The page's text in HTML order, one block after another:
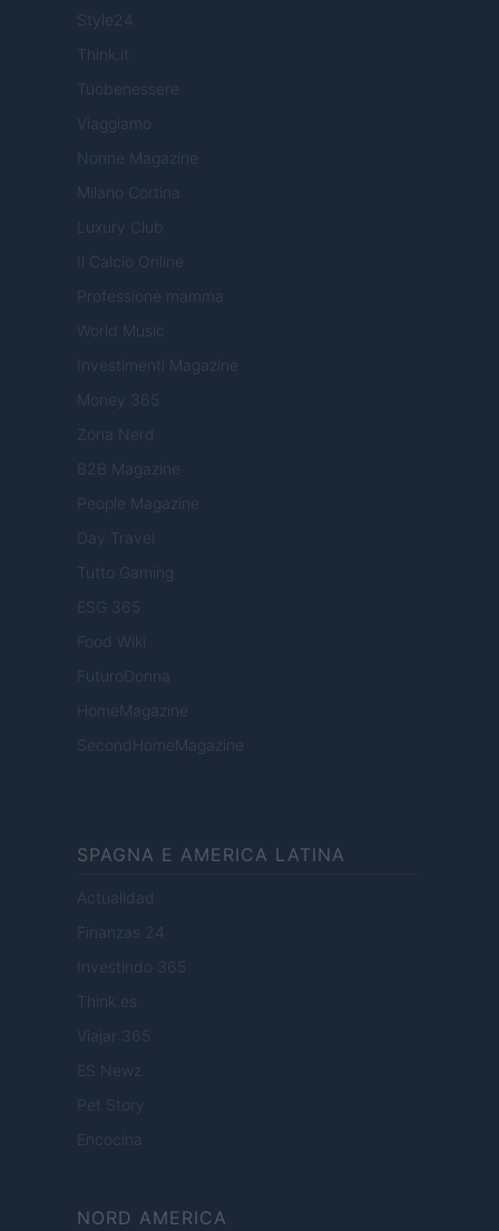
Style24
Think.it
Tuobenessere
Viaggiamo
Nonne Magazine
Milano Cortina
Luxury Club
Il Calcio Online
Professione mamma
World Music
Investimenti Magazine
Money 365
Zona Nerd
B2B Magazine
People Magazine
Day Travel
Tutto Gaming
ESG 365
Food Wiki
FuturoDonna
HomeMagazine
SecondHomeMagazine
SPAGNA E AMERICA LATINA
Actualidad
Finanzas 24
Investindo 365
Think.es
Viajar 365
ES Newz
Pet Story
Encocina
NORD AMERICA